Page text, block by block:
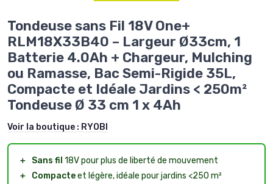
Tondeuse sans Fil 18V One+
RLM18X33B40 – Largeur Ø33cm, 1
Batterie 4.0Ah + Chargeur, Mulching
ou Ramasse, Bac Semi-Rigide 35L,
Compacte et Idéale Jardins < 250m²
Tondeuse Ø 33 cm 1 x 4Ah
Voir la boutique : RYOBI
＋ Sans fil 18V pour plus de liberté de mouvement
＋
Compacteet légère, idéale pour jardins <250 m²